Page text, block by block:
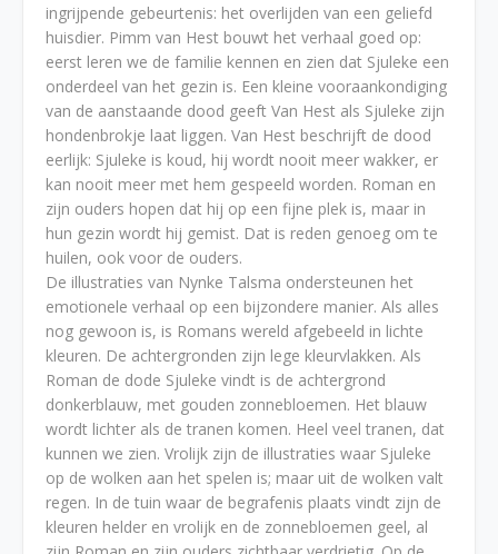
ingrijpende gebeurtenis: het overlijden van een geliefd
huisdier. Pimm van Hest bouwt het verhaal goed op:
eerst leren we de familie kennen en zien dat Sjuleke een
onderdeel van het gezin is. Een kleine vooraankondiging
van de aanstaande dood geeft Van Hest als Sjuleke zijn
hondenbrokje laat liggen. Van Hest beschrijft de dood
eerlijk: Sjuleke is koud, hij wordt nooit meer wakker, er
kan nooit meer met hem gespeeld worden. Roman en
zijn ouders hopen dat hij op een fijne plek is, maar in
hun gezin wordt hij gemist. Dat is reden genoeg om te
huilen, ook voor de ouders.
De illustraties van Nynke Talsma ondersteunen het
emotionele verhaal op een bijzondere manier. Als alles
nog gewoon is, is Romans wereld afgebeeld in lichte
kleuren. De achtergronden zijn lege kleurvlakken. Als
Roman de dode Sjuleke vindt is de achtergrond
donkerblauw, met gouden zonnebloemen. Het blauw
wordt lichter als de tranen komen. Heel veel tranen, dat
kunnen we zien. Vrolijk zijn de illustraties waar Sjuleke
op de wolken aan het spelen is; maar uit de wolken valt
regen. In de tuin waar de begrafenis plaats vindt zijn de
kleuren helder en vrolijk en de zonnebloemen geel, al